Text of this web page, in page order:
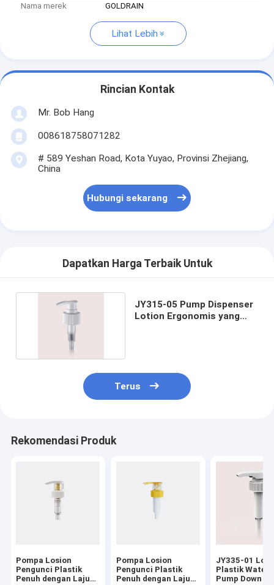
Nama merek GOLDRAIN
Lihat Lebih
Rincian Kontak
Mr. Bob Hang
008618758071282
# 589 Yeshan Road, Kota Yuyao, Provinsi Zhejiang,
China
Hubungi sekarang
Dapatkan Harga Terbaik Untuk
JY315-05 Pump Dispenser
Lotion Ergonomis yang
Terus
Rekomendasi Produk
Pompa Losion
Pengunci Plastik
Penuh dengan Laju
Pompa Losion
Pengunci Plastik
Penuh dengan Laju
JY335-01
Plastik
Pump Down